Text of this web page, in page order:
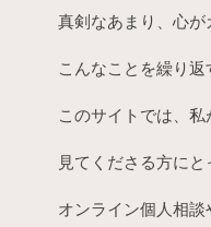
真剣なあまり、心が
こんなことを繰り
このサイトでは、
見てくださる方に
オンライン個人相